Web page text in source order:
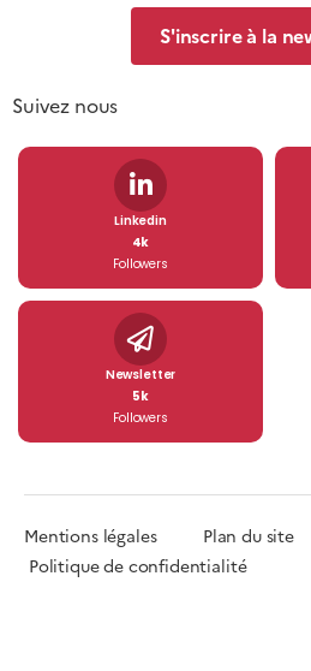
S'inscrire à la
Suivez nous
Linkedin
4k
Followers
Newsletter
5k
Followers
Mentions légales Plan du
Politique de confidentialité